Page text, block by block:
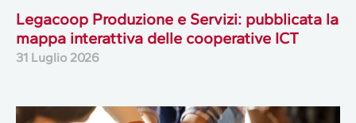
Legacoop Produzione e Servizi: pubblicata la
mappa interattiva delle cooperative ICT
31 Luglio 2026